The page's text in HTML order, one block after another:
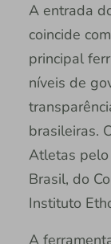
A entrada
coincide
principal
níveis de
brasileiras.
Atletas pelo
Brasil, do
Instituto